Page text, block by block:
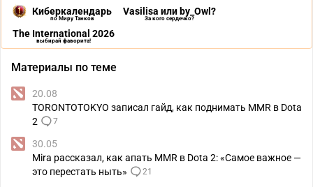
Киберкалендарь
по Миру Танков
Vasilisa или by_Owl?
За кого сердечко?
The International 2026
выбирай фаворита!
Материалы по теме
20.08
TORONTOTOKYO записал гайд, как поднимать MMR в Dota
2
7
30.05
Mira рассказал, как апать MMR в Dota 2: «Самое важное —
это перестать ныть»
21